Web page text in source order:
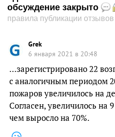
обсуждение закрыто
правила публикации отзывов
Grek
6 января 2021 в 20:48
…зарегистрировано 22
с аналогичным периодом
пожаров увеличилось на
Согласен, увеличилось на
чем выросло на 70%.